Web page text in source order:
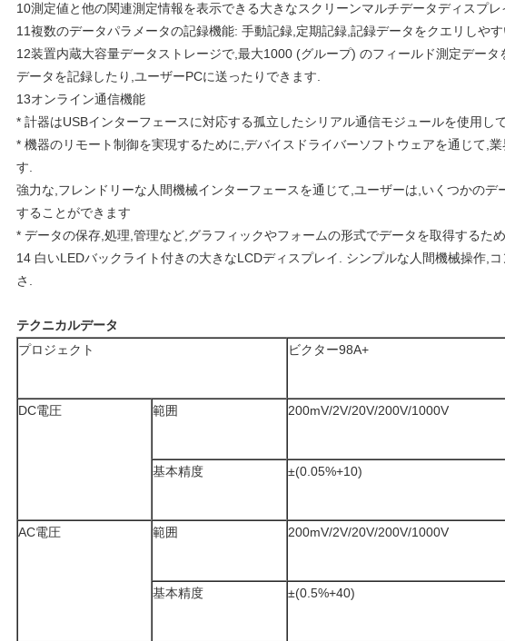
10測定値と他の関連測定情報を表示できる大きなスクリーンマルチデータディスプレ
11複数のデータパラメータの記録機能: 手動記録,定期記録,記録データをクエリしやす
12装置内蔵大容量データストレージで,最大1000 (グループ) のフィールド測定データ
データを記録したり,ユーザーPCに送ったりできます.
13オンライン通信機能
* 計器はUSBインターフェースに対応する孤立したシリアル通信モジュールを使用し
* 機器のリモート制御を実現するために,デバイスドライバーソフトウェアを通じて,
す.
強力な,フレンドリーな人間機械インターフェースを通じて,ユーザーは,いくつかのデ
することができます
* データの保存,処理,管理など,グラフィックやフォームの形式でデータを取得するた
14 白いLEDバックライト付きの大きなLCDディスプレイ. シンプルな人間機械操作,
さ.
テクニカルデータ
プロジェクト
ビクター98A+
DC電圧 範囲 200mV/2V/20V/200V/1000V
基本精度 ±(0.05%+10)
AC電圧 範囲 200mV/2V/20V/200V/1000V
基本精度 ±(0.5%+40)